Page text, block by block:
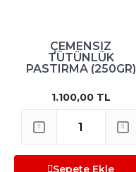
ÇEMENSİZ
TÜTÜNLÜK
PASTIRMA (250GR)
1.100,00 TL
Sepete Ekle